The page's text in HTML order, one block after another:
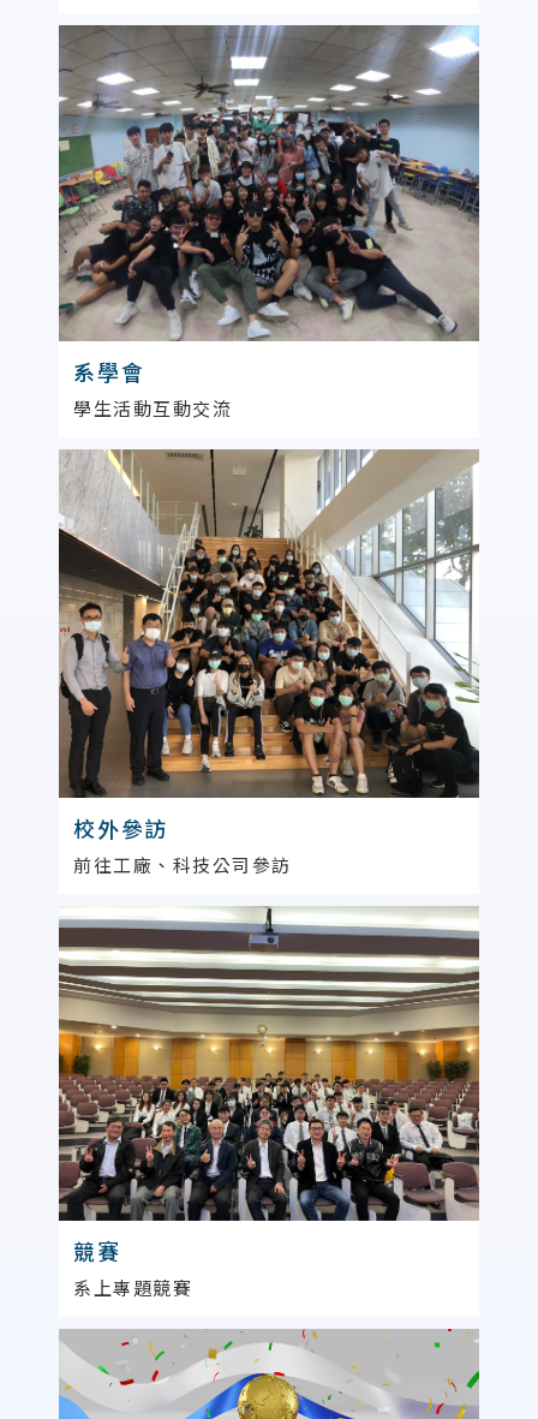
系學會
學生活動互動交流
校外參訪
前往工廠、科技公司參訪
競賽
系上專題競賽